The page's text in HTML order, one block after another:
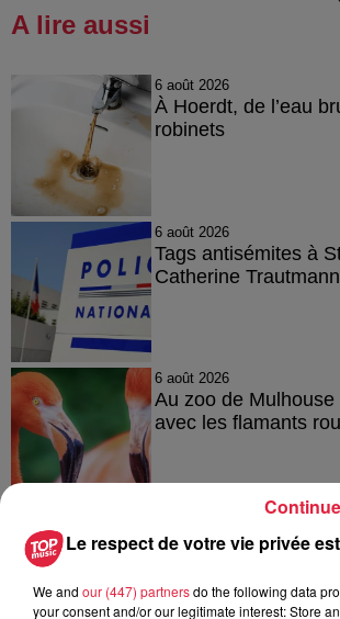
A lire aussi
6 août 2026
À Hoerdt, de l’eau
robinets
6 août 2026
Tags antisémites à
Catherine
6 août 2026
Au zoo de
avec les flamants
À découvrir également
Le respect de votre vie privée
We and our (447) partnersdo the following data
your consent and/or our legitimate interest: Store